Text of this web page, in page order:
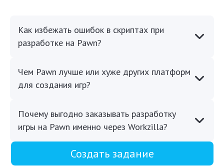
Как избежать ошибок в скриптах при
разработке на Pawn?
Чем Pawn лучше или хуже других платформ
для создания игр?
Почему выгодно заказывать разработку
игры на Pawn именно через Workzilla?
Создать задание